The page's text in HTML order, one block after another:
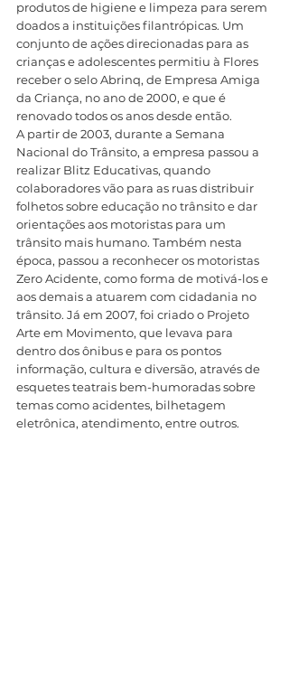
produtos de higiene e limpeza para serem
doados a instituições filantrópicas. Um
conjunto de ações direcionadas para as
crianças e adolescentes permitiu à Flores
receber o selo Abrinq, de Empresa Amiga
da Criança, no ano de 2000, e que é
renovado todos os anos desde então.
A partir de 2003, durante a Semana
Nacional do Trânsito, a empresa passou a
realizar Blitz Educativas, quando
colaboradores vão para as ruas distribuir
folhetos sobre educação no trânsito e dar
orientações aos motoristas para um
trânsito mais humano. Também nesta
época, passou a reconhecer os motoristas
Zero Acidente, como forma de motivá-los e
aos demais a atuarem com cidadania no
trânsito. Já em 2007, foi criado o Projeto
Arte em Movimento, que levava para
dentro dos ônibus e para os pontos
informação, cultura e diversão, através de
esquetes teatrais bem-humoradas sobre
temas como acidentes, bilhetagem
eletrônica, atendimento, entre outros.